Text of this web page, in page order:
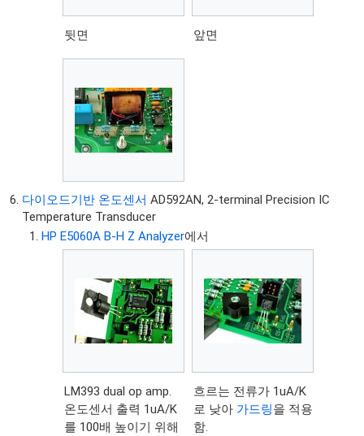
뒷면 앞면
다이오드기반 온도센서 AD592AN, 2-terminal Precision IC
Temperature Transducer
HP E5060A B-H Z Analyzer에서
LM393 dual op amp.
온도센서 출력 1uA/K
를 100배 높이기 위해
흐르는 전류가 1uA/K
로 낮아 가드링을 적용
함.